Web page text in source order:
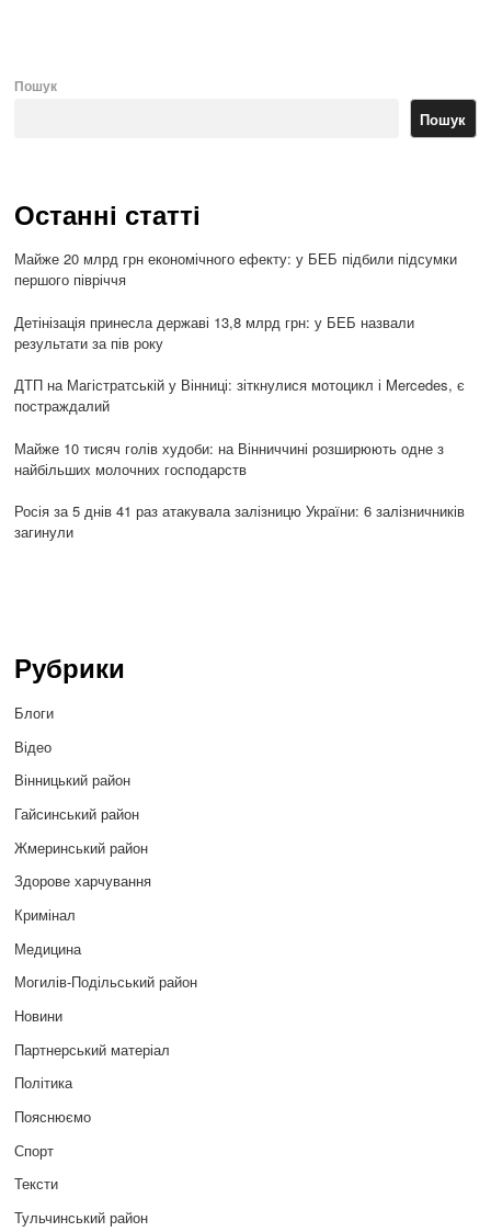
Пошук
Пошук
Останні статті
Майже 20 млрд грн економічного ефекту: у БЕБ підбили підсумки
першого півріччя
Детінізація принесла державі 13,8 млрд грн: у БЕБ назвали
результати за пів року
ДТП на Магістратській у Вінниці: зіткнулися мотоцикл і Mercedes, є
постраждалий
Майже 10 тисяч голів худоби: на Вінниччині розширюють одне з
найбільших молочних господарств
Росія за 5 днів 41 раз атакувала залізницю України: 6 залізничників
загинули
Рубрики
Блоги
Відео
Вінницький район
Гайсинський район
Жмеринський район
Здорове харчування
Кримінал
Медицина
Могилів-Подільський район
Новини
Партнерський матеріал
Політика
Пояснюємо
Спорт
Тексти
Тульчинський район